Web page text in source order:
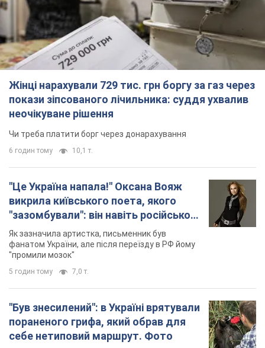
Ти ще не читаєш наш Telegram? А даремно! Підписуйся
Підписатись Підписатись
Чорний дим видно...
Важливе
Жінці нарахували 729 тис. грн боргу за газ через
покази зіпсованого лічильника: суддя ухвалив
неочікуване рішення
Чи треба платити борг через донарахування
6 годин тому 10,1 т.